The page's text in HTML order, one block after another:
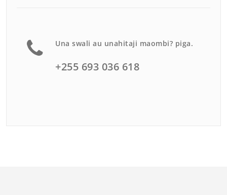
Una swali au unahitaji maombi? piga.
+255 693 036 618